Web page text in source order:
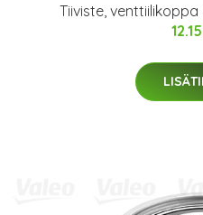
Tiiviste, venttiilikoppa